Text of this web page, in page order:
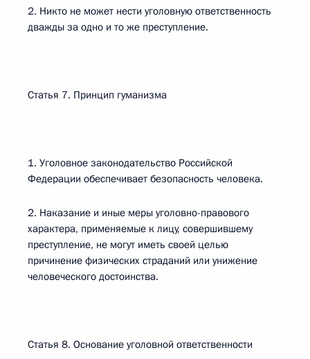
2. Никто не может нести уголовную ответственность
дважды за одно и то же преступление.
Статья 7. Принцип гуманизма
1. Уголовное законодательство Российской
Федерации обеспечивает безопасность человека.
2. Наказание и иные меры уголовно-правового
характера, применяемые к лицу, совершившему
преступление, не могут иметь своей целью
причинение физических страданий или унижение
человеческого достоинства.
Статья 8. Основание уголовной ответственности